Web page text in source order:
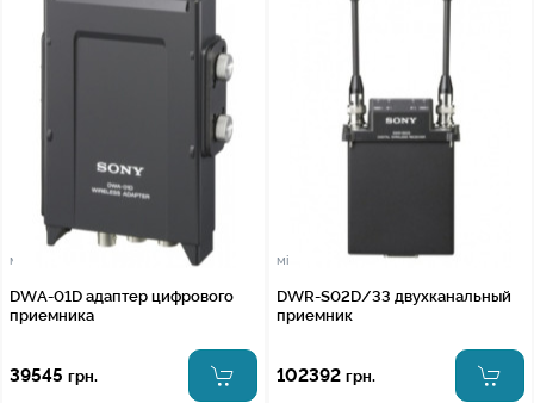
мікрофонні радіосистеми
DWA-01D адаптер цифрового
приемника
39545 грн.
мікрофонні радіосистеми
DWR-S02D/33 двухканальный
приемник
102392 грн.